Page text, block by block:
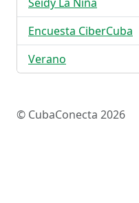
Encuesta CiberCuba
Verano
© CubaConecta 2026